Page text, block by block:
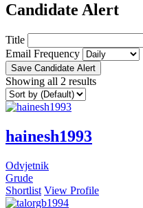
Candidate Alert
Title
Email Frequency
Save Candidate Alert
Showing all 2 results
hainesh1993
Odvjetnik
Grude
Shortlist View Profile